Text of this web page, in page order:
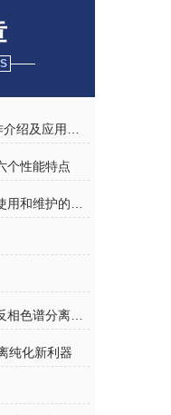
个性能特点
纯化新利器